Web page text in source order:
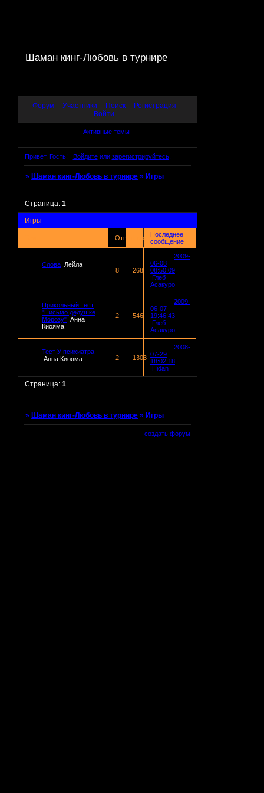
Шаман кинг-Любовь в турнире
Форум Участники Поиск
Регистрация
Войти
Активные темы
Привет, Гость! Войдитеили зарегистрируйтесь.
»Шаман кинг-Любовь в турнире »Игры
Игры
Страница:1
ОтветовПросмотров
Последнее
сообщение
Слова Лейла
8
268
2009-
06-08
08:50:09
Глеб
Асакуро
Прикольный тест
"Письмо дедушке
Морозу" Анна
Киояма
2 546
2009-
06-07
19:46:43
Глеб
Асакуро
Тест У психиатра
Анна Киояма
2 1303
2008-
07-29
18:02:18
Hidan
Страница:1
»Шаман кинг-Любовь в турнире »Игры
создать форум